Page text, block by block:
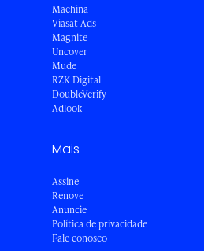
Machina
Viasat Ads
Magnite
Uncover
Mude
RZK Digital
DoubleVerify
Adlook
Mais
Assine
Renove
Anuncie
Política de privacidade
Fale conosco